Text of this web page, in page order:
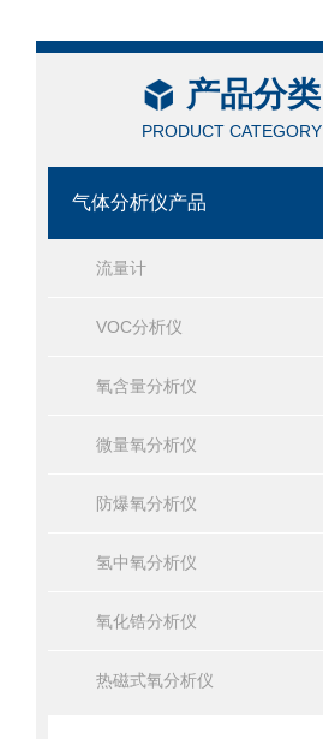
产品分类
PRODUCT CATEGORY
气体分析仪产品
流量计
VOC分析仪
氧含量分析仪
微量氧分析仪
防爆氧分析仪
氢中氧分析仪
氧化锆分析仪
热磁式氧分析仪